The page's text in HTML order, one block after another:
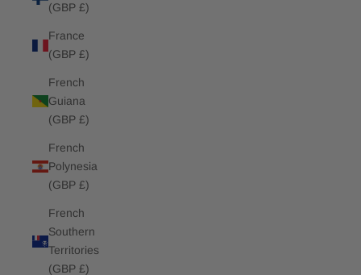
(GBP £)
France
(GBP £)
French
Guiana
(GBP £)
French
Polynesia
(GBP £)
French
Southern
Territories
(GBP £)